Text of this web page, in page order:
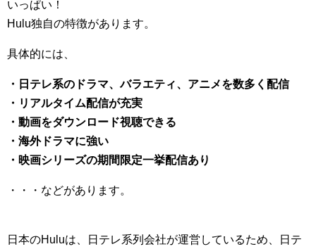
いっぱい！
Hulu独自の特徴があります。
具体的には、
・日テレ系のドラマ、バラエティ、アニメを数多く配信
・リアルタイム配信が充実
・動画をダウンロード視聴できる
・海外ドラマに強い
・映画シリーズの期間限定一挙配信あり
・・・などがあります。
日本のHuluは、日テレ系列会社が運営しているため、日テ